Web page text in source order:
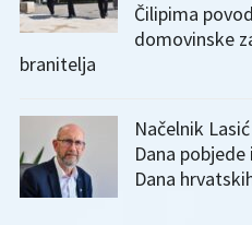
Čilipima
domovinske
branitelja
Načelnik
Dana
Dana